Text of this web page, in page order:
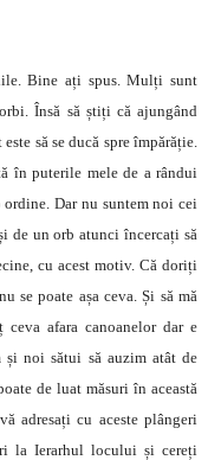
Bine ați spus. Mulți sunt
Însă să știți că ajungând
să se ducă spre împărăție.
în puterile mele de a rândui
Dar nu suntem noi cei
de un orb atunci încercați să
cu acest motiv. Că doriți
se poate așa ceva. Și să mă
afara canoanelor dar e
și noi sătui să auzim atât de
de luat măsuri în această
adresați cu aceste plângeri
la Ierarhul locului și cereți